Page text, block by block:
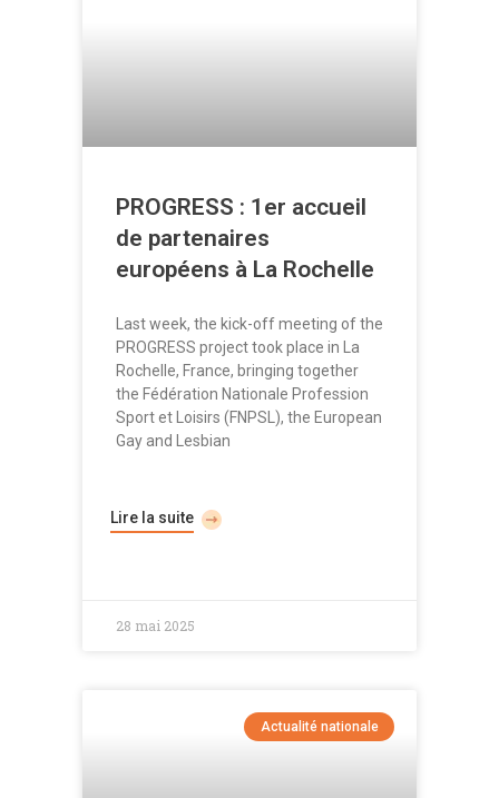
PROGRESS : 1er accueil
de partenaires
européens à La Rochelle
Last week, the kick-off meeting of the
PROGRESS project took place in La
Rochelle, France, bringing together
the Fédération Nationale Profession
Sport et Loisirs (FNPSL), the European
Gay and Lesbian
Lire la suite
28 mai 2025
Actualité nationale